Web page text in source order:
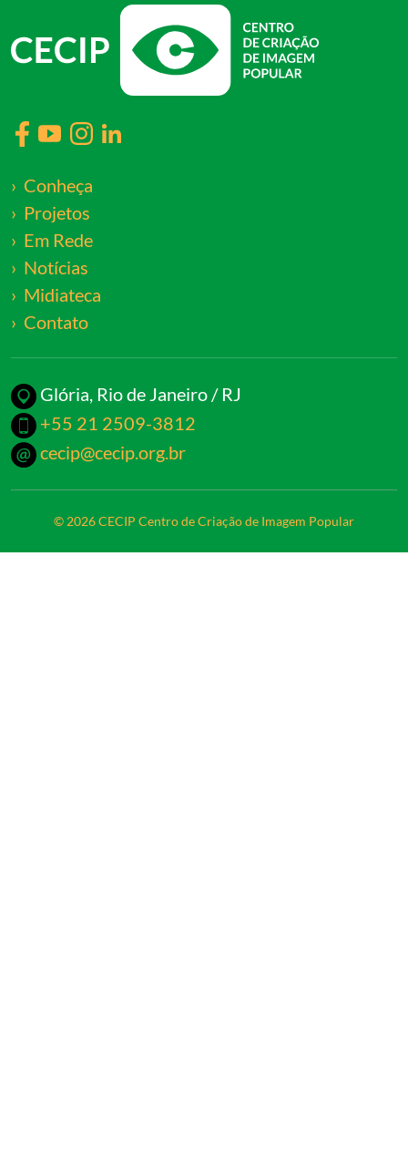
Glória, Rio de Janeiro / RJ
+55 21 2509-3812
cecip@cecip.org.br
Conheça
Projetos
Em Rede
Notícias
Midiateca
Contato
© 2026 CECIP Centro deCriação de Imagem Popular